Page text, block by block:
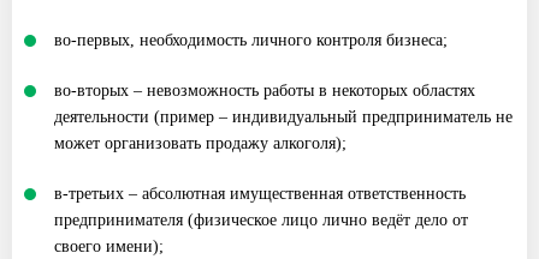
во-первых, необходимость личного контроля бизнеса;
во-вторых – невозможность работы в некоторых областях
деятельности (пример – индивидуальный предприниматель не
может организовать продажу алкоголя);
в-третьих – абсолютная имущественная ответственность
предпринимателя (физическое лицо лично ведёт дело от
своего имени);